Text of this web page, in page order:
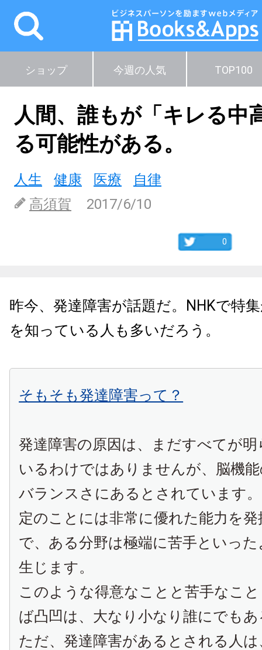
ショップ 今週の人気 TOP100
人間、誰もが「キレる中
る可能性がある。
人生 健康 医療
自律
高須賀
2017/6/10
0
昨今、発達障害が話題だ。NHKで特
を知っている人も多いだろう。
そもそも発達障害って？
発達障害の原因は、まだすべてが
いるわけではありませんが、脳機
バランスさにあるとされています
定のことには非常に優れた能力を
で、ある分野は極端に苦手といっ
生じます。
このような得意なことと苦手なこ
ば凸凹は、大なり小なり誰にでも
ただ、発達障害があるとされる人